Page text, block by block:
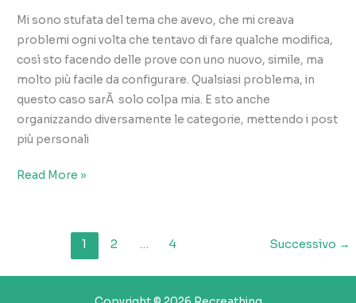
Mi sono stufata del tema che avevo, che mi creava
problemi ogni volta che tentavo di fare qualche modifica,
così sto facendo delle prove con uno nuovo, simile, ma
molto più facile da configurare. Qualsiasi problema, in
questo caso sarÃ solo colpa mia. E sto anche
organizzando diversamente le categorie, mettendo i post
più personali
Aggiornamento
Read More »
1 2 … 4 Successivo →